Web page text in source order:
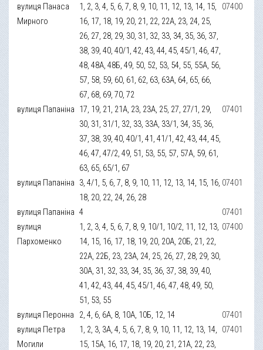
вулиця Панаса
Мирного
1, 2, 3, 4, 5, 6, 7, 8, 9, 10, 11, 12, 13, 14, 15,
16, 17, 18, 19, 20, 21, 22, 22А, 23, 24, 25,
26, 27, 28, 29, 30, 31, 32, 33, 34, 35, 36, 37,
38, 39, 40, 40/1, 42, 43, 44, 45, 45/1, 46, 47,
48, 48А, 48Б, 49, 50, 52, 53, 54, 55, 55А, 56,
57, 58, 59, 60, 61, 62, 63, 63А, 64, 65, 66,
67, 68, 69, 70, 72
07400
вулиця Папаніна 17, 19, 21, 21А, 23, 23А, 25, 27, 27/1, 29,
30, 31, 31/1, 32, 33, 33А, 33/1, 34, 35, 36,
37, 38, 39, 40, 40/1, 41, 41/1, 42, 43, 44, 45,
46, 47, 47/2, 49, 51, 53, 55, 57, 57А, 59, 61,
63, 65, 65/1, 67
07401
вулиця Папаніна 3, 4/1, 5, 6, 7, 8, 9, 10, 11, 12, 13, 14, 15, 16,
18, 20, 22, 24, 26, 28
07401
вулиця Папаніна 4
07401
вулиця
Пархоменко
1, 2, 3, 4, 5, 6, 7, 8, 9, 10/1, 10/2, 11, 12, 13,
14, 15, 16, 17, 18, 19, 20, 20А, 20Б, 21, 22,
22А, 22Б, 23, 23А, 24, 25, 26, 27, 28, 29, 30,
30А, 31, 32, 33, 34, 35, 36, 37, 38, 39, 40,
41, 42, 43, 44, 45, 45/1, 46, 47, 48, 49, 50,
51, 53, 55
07400
вулиця Перонна 2, 4, 6, 6А, 8, 10А, 10Б, 12, 14
07401
вулиця Петра
Могили
1, 2, 3, 3А, 4, 5, 6, 7, 8, 9, 10, 11, 12, 13, 14,
15, 15А, 16, 17, 18, 19, 20, 21, 21А, 22, 23,
07401